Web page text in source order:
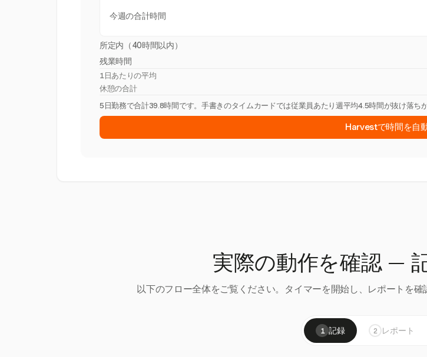
今週の合計時間
所定内（40時間以内）
残業時間
1日あたりの平均
休憩の合計
5日勤務で合計39.8時間です。手書きのタイムカードでは従業員あたり週平均4.5時間が抜け落ち
Harvestで時間を自
実際の動作を確認 —
以下のフロー全体をご覧ください。タイマーを開始し、レポートを
1 記録 2 レポート